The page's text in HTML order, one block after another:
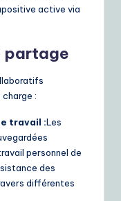
active via
partage
charge :
travail :Les
personnel de
des
différentes